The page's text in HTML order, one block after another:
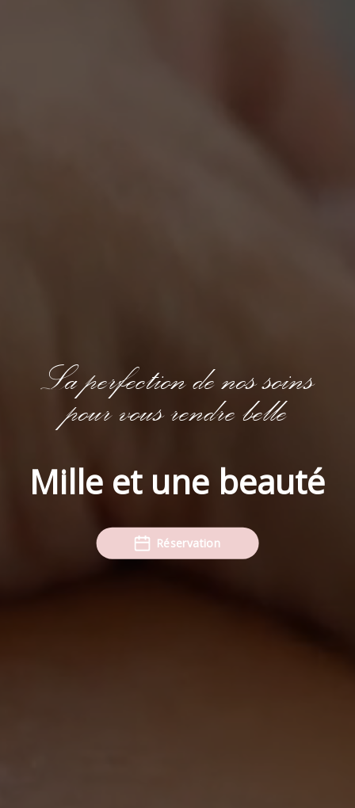
La perfection de nos soins
pour vous rendre belle
Mille et une beauté
Réservation